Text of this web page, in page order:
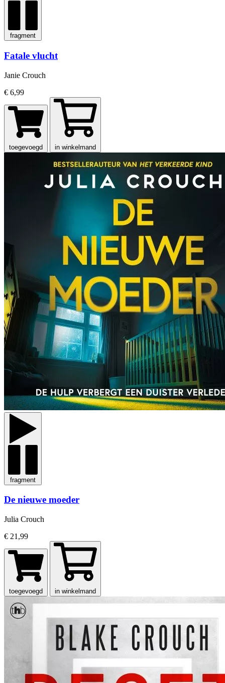
fragment
Fatale vlucht
Janie Crouch
€ 6,99
toegevoegd in winkelmand
fragment
De nieuwe moeder
Julia Crouch
€ 21,99
toegevoegd in winkelmand